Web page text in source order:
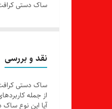
به عنوان یک گزینه پایدار، ساک دستی
مؤثر است.
نقد و بررسی
ساک دستی کرافت سایز44*32*12 برای چه
از جمله
آیا این نوع